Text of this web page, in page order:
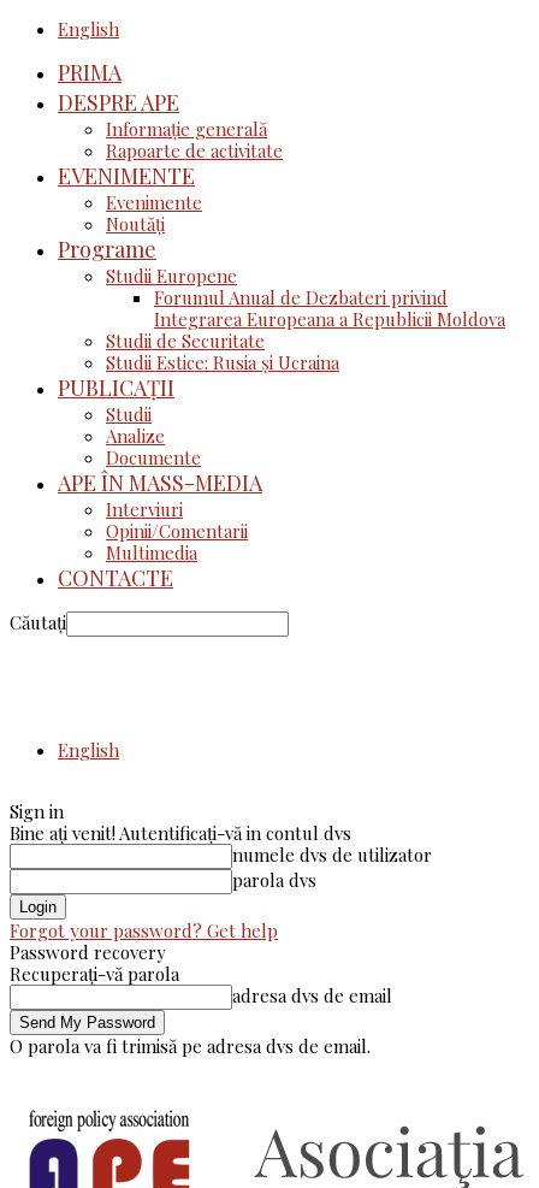
English
PRIMA
DESPRE APE
Informație generală
Rapoarte de activitate
EVENIMENTE
Evenimente
Noutăţi
Programe
Studii Europene
Forumul Anual de Dezbateri privind
Integrarea Europeana a Republicii Moldova
Studii de Securitate
Studii Estice: Rusia și Ucraina
PUBLICAȚII
Studii
Analize
Documente
APE ÎN MASS-MEDIA
Interviuri
Opinii/Comentarii
Multimedia
CONTACTE
Căutați
English
Sign in
Bine ați venit! Autentificați-vă in contul dvs
numele dvs de utilizator
parola dvs
Forgot your password? Get help
Password recovery
Recuperați-vă parola
adresa dvs de email
O parola va fi trimisă pe adresa dvs de email.